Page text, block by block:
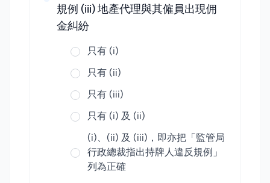
規例 (iii) 地產代理與其僱員出現佣
金糾紛
只有 (i)
只有 (ii)
只有 (iii)
只有 (i) 及 (ii)
(i)、(ii) 及 (iii)，即亦把「監管局
行政總裁指出持牌人違反規例」
列為正確